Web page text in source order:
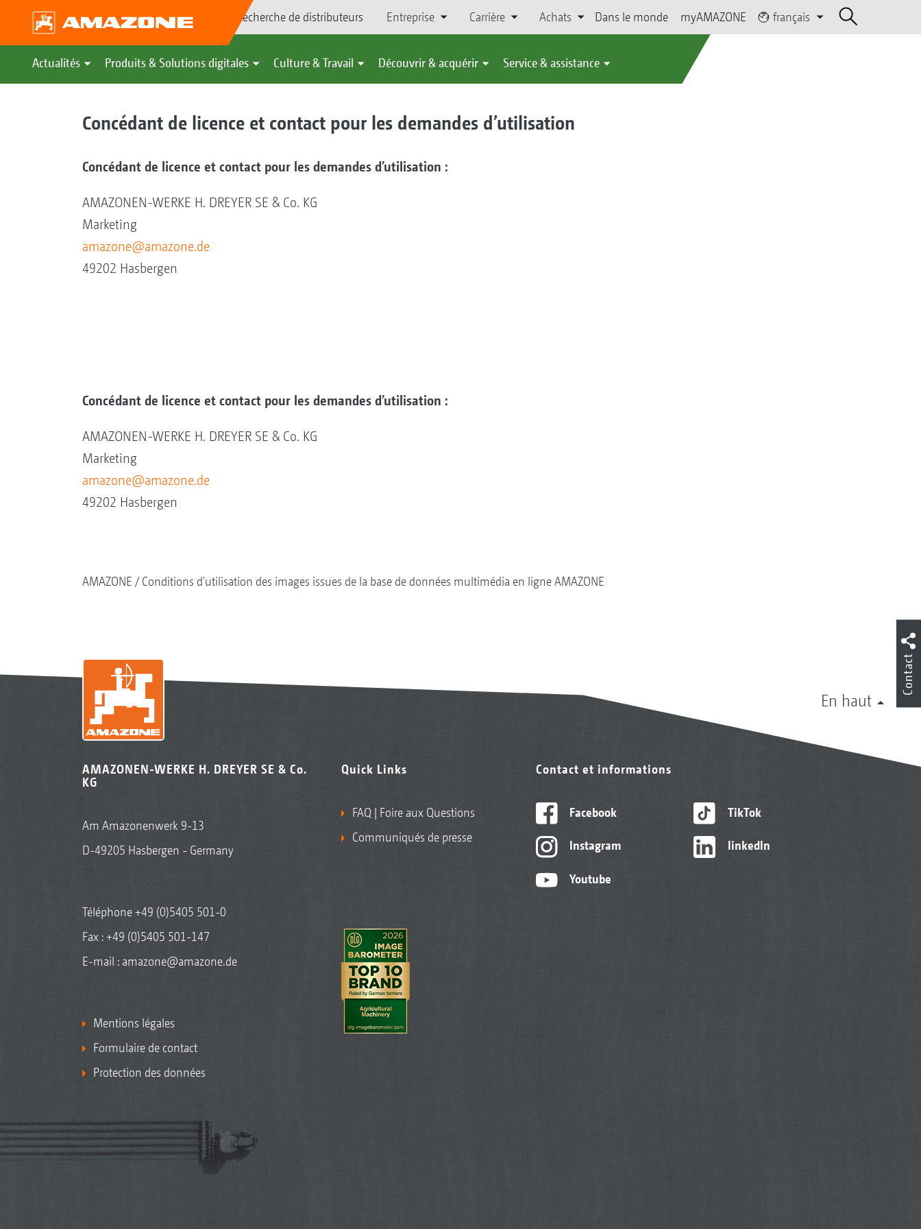
Recherche de distributeurs Entreprise Carrière Achats Dans le monde myAMAZONE français
Actualités Produits & Solutions digitales Culture & Travail Découvrir & acquérir Service & assistance
Concédant de licence et contact pour les demandes d’utilisation
Concédant de licence et contact pour les demandes d’utilisation :
AMAZONEN-WERKE H. DREYER SE & Co. KG
Marketing
amazone@amazone.de
49202 Hasbergen
Concédant de licence et contact pour les demandes d’utilisation :
AMAZONEN-WERKE H. DREYER SE & Co. KG
Marketing
amazone@amazone.de
49202 Hasbergen
AMAZONE Conditions d'utilisation des images issues de la base de données multimédia en ligne AMAZONE
En haut
AMAZONEN-WERKE H. DREYER SE & Co.
KG
Am Amazonenwerk 9-13
D-49205 Hasbergen - Germany
Téléphone+49 (0)5405 501-0
Fax : +49 (0)5405 501-147
E-mail : amazone@amazone.de
Mentions légales
Formulaire de contact
Protection des données
Quick Links
FAQ | Foire aux Questions
Communiqués de presse
Contact et informations
Facebook
Instagram
Youtube
TikTok
linkedIn
Contact